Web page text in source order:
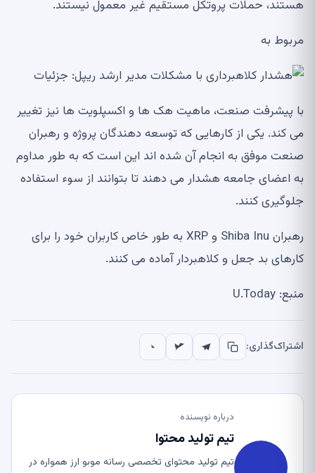
هستند، حملات پروتکل مستقیم غیر معمول نیستند.
مربوط به
با پیشرفت صنعت، ماهیت هک ها و اکسپلویت ها نیز تغییر
می کند. یکی از کارهایی که توسعه دهندگان پروژه و رهبران
صنعت موفق به انجام آن شده اند این است که به طور مداوم
به اعضای جامعه هشدار می دهند تا بتوانند از سوء استفاده
جلوگیری کنند.
رهبران Shiba Inu و XRP به طور خاص کاربران خود را برای
کارهای بد جعل و کلاهبردار آماده می کنند.
منبع: U.Today
اشتراک‌گذاری:
درباره نویسنده
تیم تولید محتوا
تیم تولید محتوای تخصصی رسانه موبو ارز همواره در